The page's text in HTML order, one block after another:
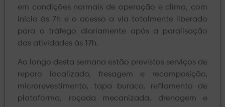
em condições normais de operação e clima, com
início às 7h e o acesso a via totalmente liberado
para o tráfego diariamente após a paralisação
das atividades às 17h.
Ao longo desta semana estão previstos serviços de
reparo localizado, fresagem e recomposição,
microrevestimento, tapa buraco, refilamento de
plataforma, roçada mecanizada, drenagem e